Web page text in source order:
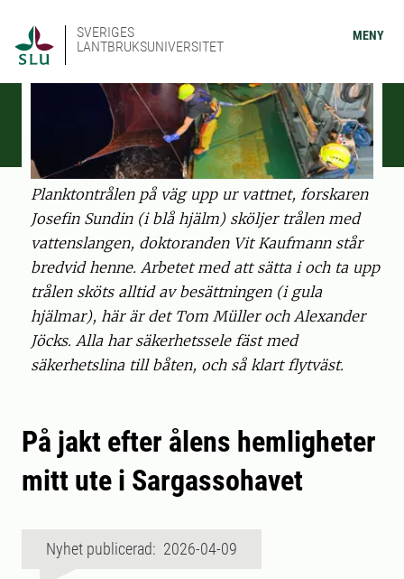
SVERIGES
LANTBRUKSUNIVERSITET
MENY
Planktontrålen på väg upp ur vattnet, forskaren
Josefin Sundin (i blå hjälm) sköljer trålen med
vattenslangen, doktoranden Vit Kaufmann står
bredvid henne. Arbetet med att sätta i och ta upp
trålen sköts alltid av besättningen (i gula
hjälmar), här är det Tom Müller och Alexander
Jöcks. Alla har säkerhetssele fäst med
säkerhetslina till båten, och så klart flytväst.
På jakt efter ålens hemligheter
mitt ute i Sargassohavet
Nyhet publicerad: 2026-04-09